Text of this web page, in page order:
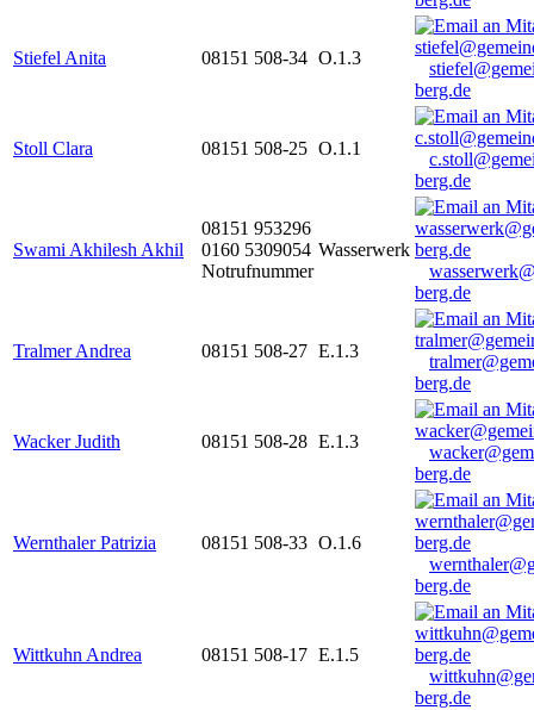
Stiefel Anita 08151 508-34 O.1.3
berg.de
Stoll Clara 08151 508-25 O.1.1
berg.de
Swami Akhilesh Akhil
08151 953296
0160 5309054
Notrufnummer
Wasserwerk
berg.de
Tralmer Andrea 08151 508-27 E.1.3
berg.de
Wacker Judith 08151 508-28 E.1.3
berg.de
Wernthaler Patrizia 08151 508-33 O.1.6
berg.de
Wittkuhn Andrea 08151 508-17 E.1.5
berg.de